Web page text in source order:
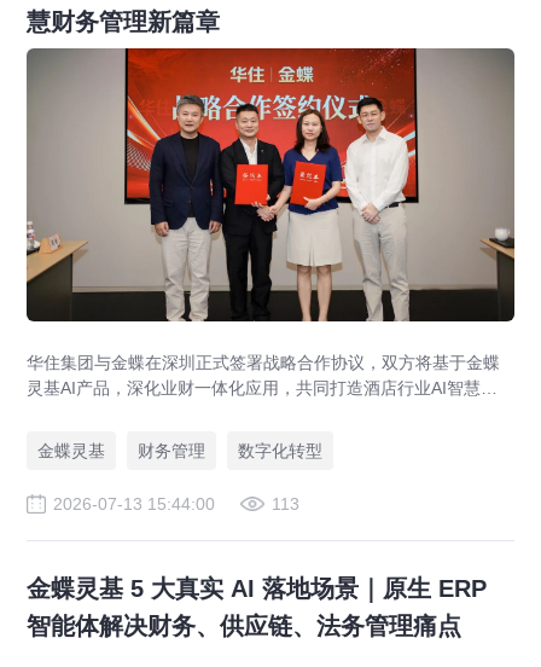
慧财务管理新篇章
华住集团与金蝶在深圳正式签署战略合作协议，双方将基于金蝶
灵基AI产品，深化业财一体化应用，共同打造酒店行业AI智慧财
金蝶灵基
财务管理 数字化转型
2026-07-13 15:44:00 113
金蝶灵基 5 大真实 AI 落地场景｜原生 ERP
智能体解决财务、供应链、法务管理痛点